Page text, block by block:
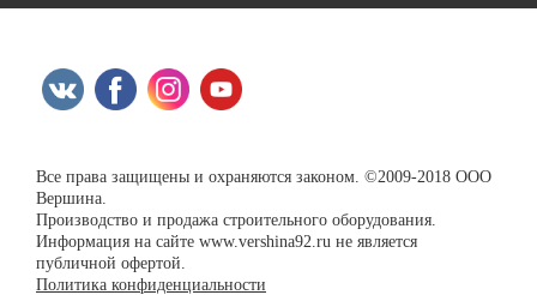
Все права защищены и охраняются законом. ©2009-2018 ООО
Вершина.
Производство и продажа строительного оборудования.
Информация на сайте www.vershina92.ru не является
публичной офертой.
Политика конфиденциальности